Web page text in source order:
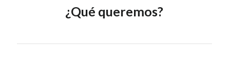
¿Qué queremos?